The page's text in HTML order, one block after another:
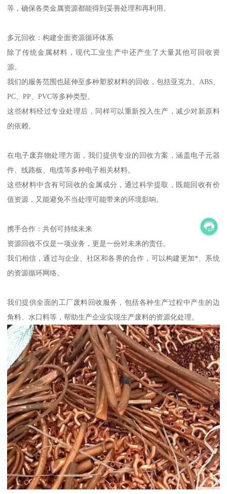
等，确保各类金属资源都能得到妥善处理和再利用。
多元回收：构建全面资源循环体系
除了传统金属材料，现代工业生产中还产生了大量其他可回收资
源。
我们的服务范围也延伸至多种塑胶材料的回收，包括亚克力、ABS、
PC、PP、PVC等多种类型。
这些材料经过专业处理后，同样可以重新投入生产，减少对新原料
的依赖。
在电子废弃物处理方面，我们提供专业的回收方案，涵盖电子元器
件、线路板、电缆等多种电子相关材料。
这些材料中含有可回收的金属成分，通过科学提取，既能回收有价
值资源，又能避免不当处理可能带来的环境影响。
携手合作：共创可持续未来
资源回收不仅是一项业务，更是一份对未来的责任。
我们相信，通过与企业、社区和各界的合作，可以构建更加*、系统
的资源循环网络。
我们提供全面的工厂废料回收服务，包括各种生产过程中产生的边
角料、水口料等，帮助生产企业实现生产废料的资源化处理。